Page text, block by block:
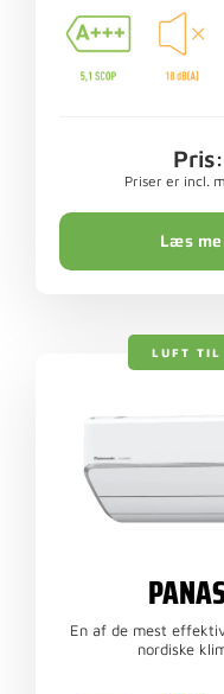
Priser er incl.
Læs
LUFT TIL
En af de mest
nordiske